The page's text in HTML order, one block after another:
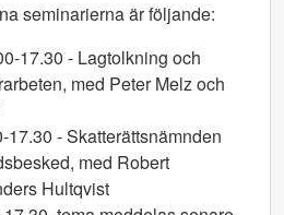
seminarierna är följande:
17.30 - Lagtolkning och
med Peter Melz och
17.30 - Skatterättsnämnden
med Robert
Hultqvist